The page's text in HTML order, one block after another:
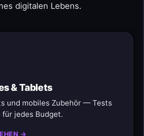
digitalen Lebens.
& Tablets
und mobiles Zubehör — Tests
für jedes Budget.
→